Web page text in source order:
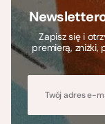
Zapisz się i
premierą,